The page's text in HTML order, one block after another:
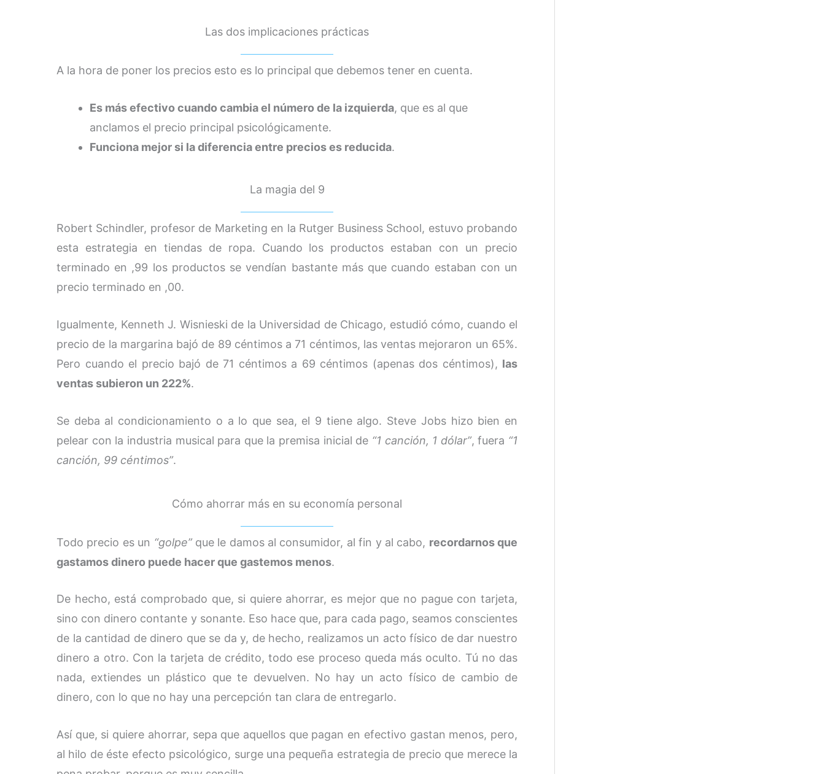
Las dos implicaciones prácticas
A la hora de poner los precios esto es lo principal que debemos tener en cuenta.
Es más efectivo cuando cambia el número de la izquierda, que es al que
anclamos el precio principal psicológicamente.
Funciona mejor si la diferencia entre precios es reducida.
La magia del 9
Robert Schindler, profesor de Marketing en la Rutger Business School, estuvo probando
esta estrategia en tiendas de ropa. Cuando los productos estaban con un precio
terminado en ,99 los productos se vendían bastante más que cuando estaban con un
precio terminado en ,00.
Igualmente, Kenneth J. Wisnieski de la Universidad de Chicago, estudió cómo, cuando el
precio de la margarina bajó de 89 céntimos a 71 céntimos, las ventas mejoraron un 65%.
Pero cuando el precio bajó de 71 céntimos a 69 céntimos (apenas dos céntimos), las
ventas subieron un 222%.
Se deba al condicionamiento o a lo que sea, el 9 tiene algo. Steve Jobs hizo bien en
pelear con la industria musical para que la premisa inicial de “1 canción, 1 dólar”, fuera “1
canción, 99 céntimos”.
Cómo ahorrar más en su economía personal
Todo precio es un “golpe”que le damos al consumidor, al fin y al cabo, recordarnos que
gastamos dinero puede hacer que gastemos menos.
De hecho, está comprobado que, si quiere ahorrar, es mejor que no pague con tarjeta,
sino con dinero contante y sonante. Eso hace que, para cada pago, seamos conscientes
de la cantidad de dinero que se da y, de hecho, realizamos un acto físico de dar nuestro
dinero a otro. Con la tarjeta de crédito, todo ese proceso queda más oculto. Tú no das
nada, extiendes un plástico que te devuelven. No hay un acto físico de cambio de
dinero, con lo que no hay una percepción tan clara de entregarlo.
Así que, si quiere ahorrar, sepa que aquellos que pagan en efectivo gastan menos, pero,
al hilo de éste efecto psicológico, surge una pequeña estrategia de precio que merece la